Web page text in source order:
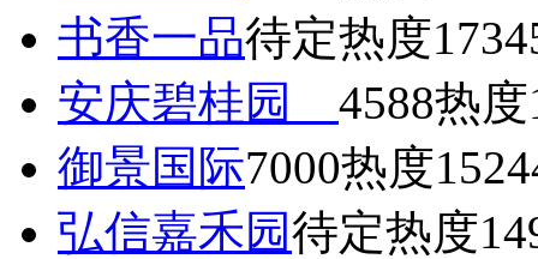
书香一品待定热度
安庆碧桂园 4588热度
御景国际7000热度
弘信嘉禾园待定热度